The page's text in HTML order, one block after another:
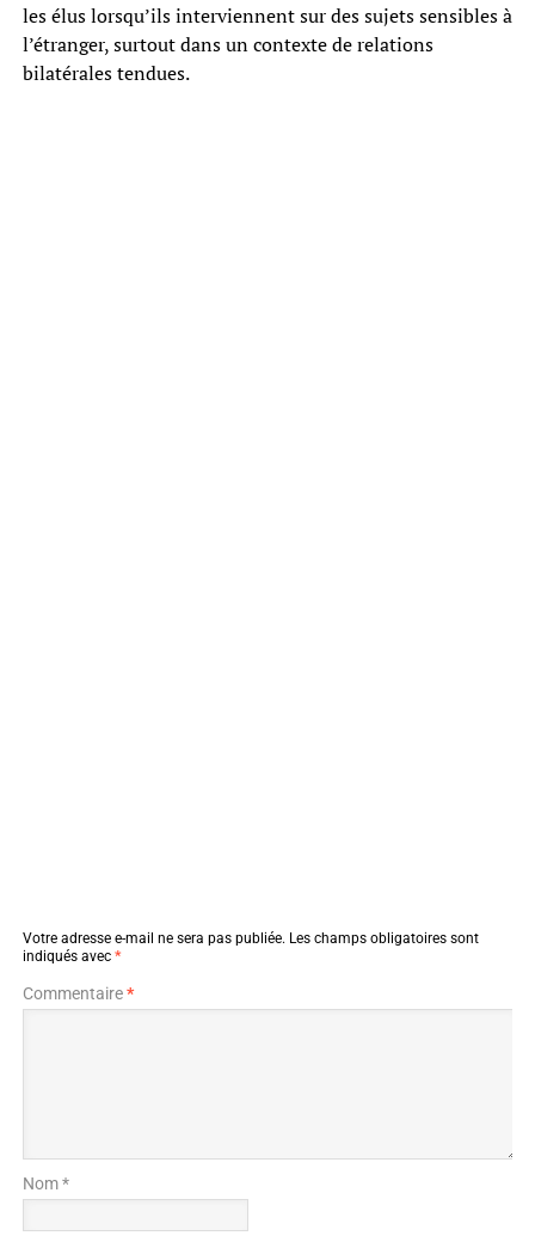
les élus lorsqu’ils interviennent sur des sujets sensibles à
l’étranger, surtout dans un contexte de relations
bilatérales tendues.
Votre adresse e-mail ne sera pas publiée. Les champs obligatoires sont
indiqués avec *
Commentaire*
Nom *